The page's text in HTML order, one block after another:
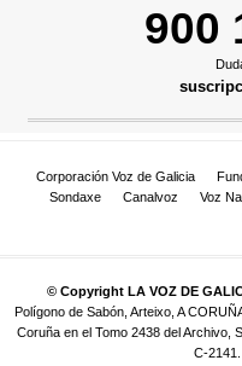
900
Corporación Voz de Galicia
Sondaxe
Canalvoz Voz
© Copyright LA VOZ DE
Polígono de Sabón, Arteixo, A
Coruña en el Tomo 2438 del Archivo,
C-2141.